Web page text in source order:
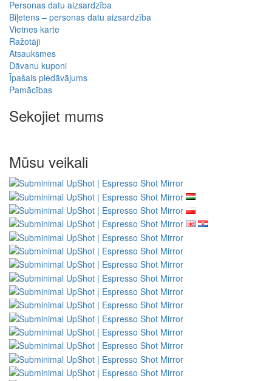
Personas datu aizsardzība
Biļetens – personas datu aizsardzība
Vietnes karte
Ražotāji
Atsauksmes
Dāvanu kuponi
Īpašais piedāvājums
Pamācības
Sekojiet mums
Mūsu veikali